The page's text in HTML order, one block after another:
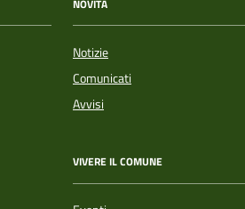
NOVITÀ
Notizie
Comunicati
Avvisi
VIVERE IL COMUNE